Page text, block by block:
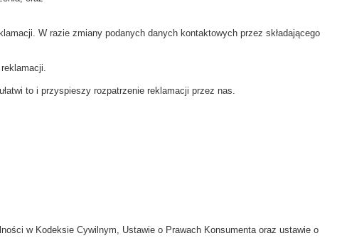
W razie zmiany podanych danych kontaktowych przez składającego
to i przyspieszy rozpatrzenie reklamacji przez nas.
w Kodeksie Cywilnym, Ustawie o Prawach Konsumenta oraz ustawie o